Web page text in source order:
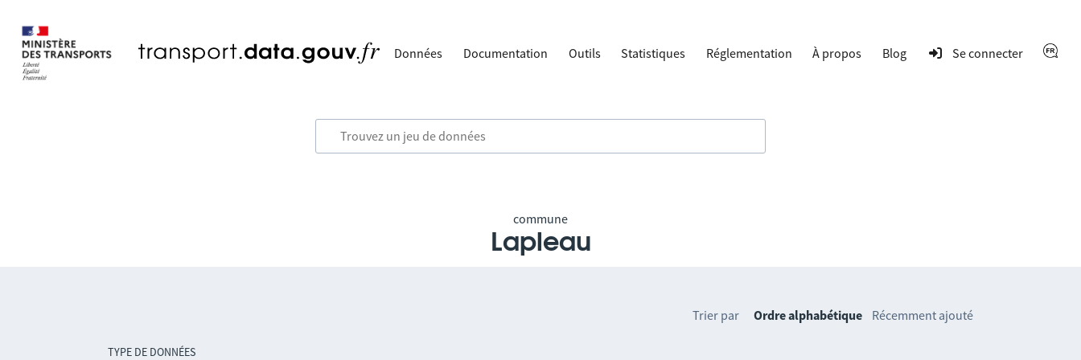
Données Documentation Outils Statistiques Réglementation À propos Blog Se connecter
commune
Lapleau
TYPE DE DONNÉES
Trier par Ordre alphabétique Récemment ajouté